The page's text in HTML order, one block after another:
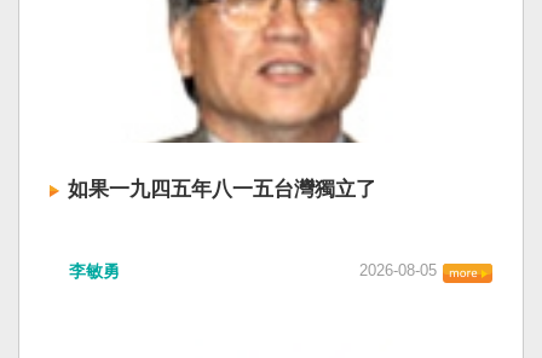
如果一九四五年八一五台灣獨立了
李敏勇 2026-08-05